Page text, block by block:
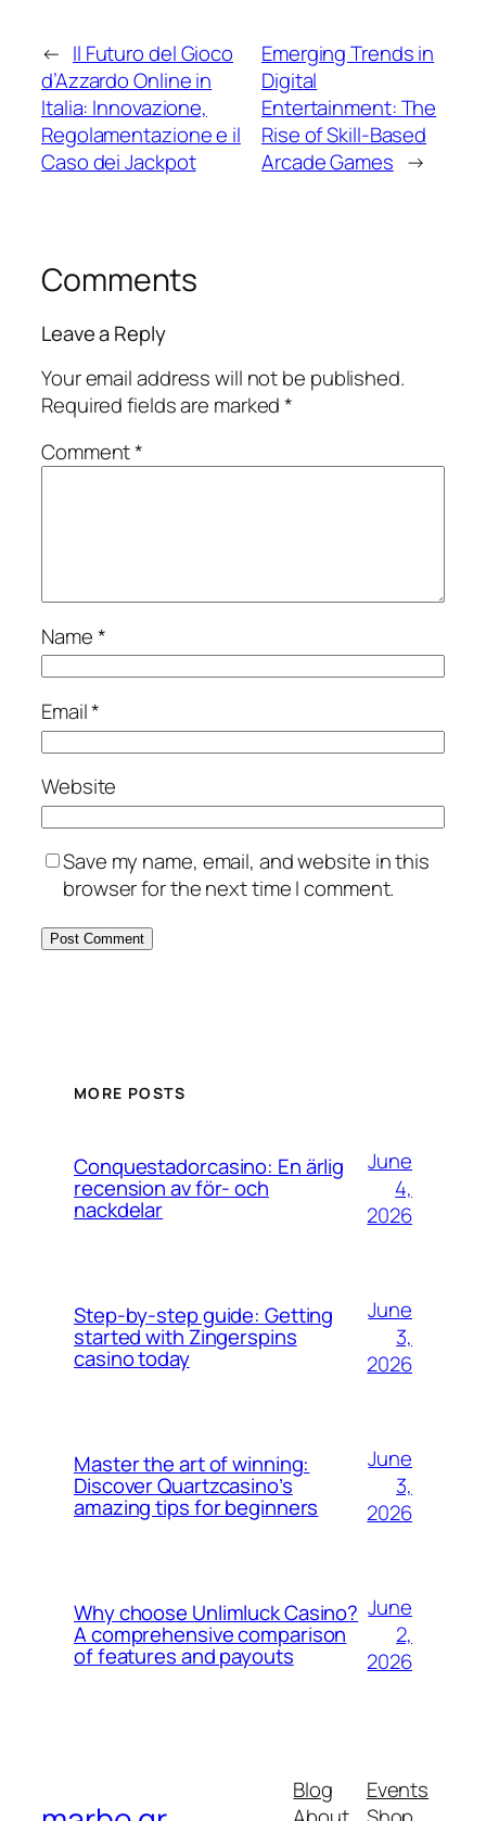
← Il Futuro del Gioco
d’Azzardo Online in
Italia: Innovazione,
Regolamentazione e il
Caso dei Jackpot
Emerging Trends in
Digital
Entertainment: The
Rise of Skill-Based
Arcade Games →
Comments
Leave a Reply
Your email address will not be published.
Required fields are marked*
Comment*
Name*
Email*
Website
Save my name, email, and website in this
browser for the next time I comment.
MORE POSTS
Conquestadorcasino: En ärlig
recension av för- och
nackdelar
June
4,
2026
Step-by-step guide: Getting
started with Zingerspins
casino today
June
3,
2026
Master the art of winning:
Discover Quartzcasino’s
amazing tips for beginners
June
3,
2026
Why choose Unlimluck Casino?
A comprehensive comparison
of features and payouts
June
2,
2026
Blog
Events